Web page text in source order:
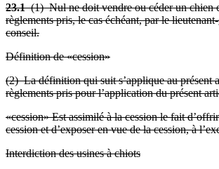
23.1(1) Nul ne doit vendre ou céder un chien
règlements pris, le cas échéant, par le
conseil.
Définition de «cession»
(2) La définition qui suit s’applique au présent
règlements pris pour l’application du présent
«cession» Est assimilé à la cession le fait
cession et d’exposer en vue de la cession, à
Interdiction des usines à chiots